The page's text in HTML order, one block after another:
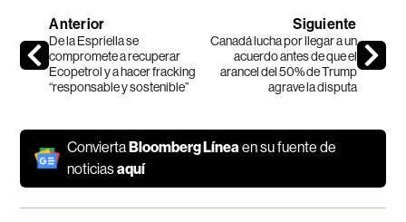
Anterior
De la Espriella se
compromete a recuperar
Ecopetrol y a hacer fracking
“responsable y sostenible”
Siguiente
Canadá lucha por llegar a un
acuerdo antes de que el
arancel del 50% de Trump
agrave la disputa
ConviertaBloomberg Línea en su fuente de
noticiasaquí